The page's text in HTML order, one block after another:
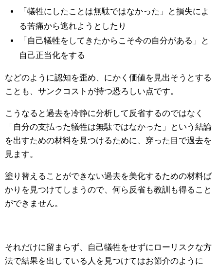
「犠牲にしたことは無駄ではなかった」と損失によ
る苦痛から逃れようとしたり
「自己犠牲をしてきたからこそ今の自分がある」と
自己正当化をする
などのように認知を歪め、にかく価値を見出そうとする
ことも、サンクコストが持つ恐ろしい点です。
こうなると過去を冷静に分析して反省するのではなく
「自分の支払った犠牲は無駄ではなかった」という結論
を出すための材料を見つけるために、穿った目で過去を
見ます。
塗り替えることができない過去を美化するための材料ば
かりを見つけてしまうので、何ら反省も教訓も得ること
ができません。
それだけに留まらず、自己犠牲をせずにローリスクな方
法で結果を出している人を見つけてはお節介のように